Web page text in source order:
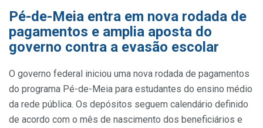
Pé-de-Meia entra em nova rodada de
pagamentos e amplia aposta do
governo contra a evasão escolar
O governo federal iniciou uma nova rodada de pagamentos
do programa Pé-de-Meia para estudantes do ensino médio
da rede pública. Os depósitos seguem calendário definido
de acordo com o mês de nascimento dos beneficiários e